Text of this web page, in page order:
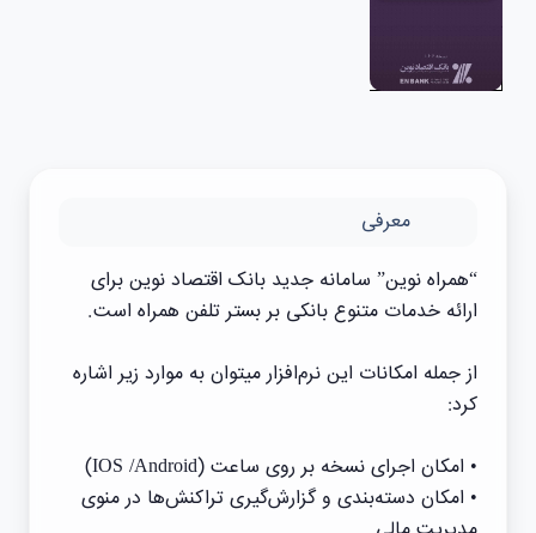
معرفی
“همراه نوين” سامانه جديد بانک اقتصاد نوين برای
ارائه خدمات متنوع بانکی بر بستر تلفن همراه است.
از جمله امکانات اين نرم‌افزار میتوان به موارد زير اشاره
کرد:
• امکان اجرای نسخه بر روی ساعت (IOS /Android)
• امکان دسته‌بندی و گزارش‌گيری تراکنش‌ها در منوی